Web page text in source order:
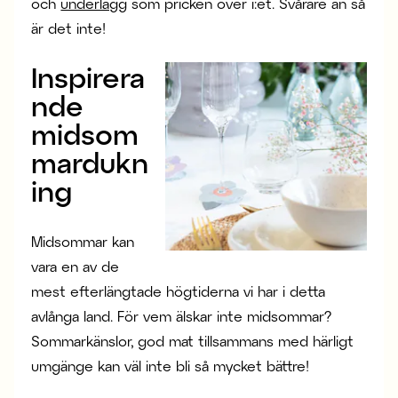
är det inte!
Inspirera
nde
midsom
mardukn
ing
Midsommar kan
vara en av de
mest efterlängtade högtiderna vi har i detta
avlånga land. För vem älskar inte midsommar?
Sommarkänslor, god mat tillsammans med härligt
umgänge kan väl inte bli så mycket bättre!